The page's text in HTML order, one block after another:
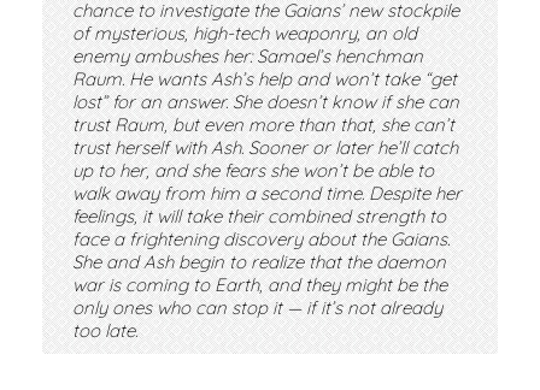
chance to investigate the Gaians’ new stockpile
of mysterious, high-tech weaponry, an old
enemy ambushes her: Samael’s henchman
Raum. He wants Ash’s help and won’t take “get
lost” for an answer. She doesn’t know if she can
trust Raum, but even more than that, she can’t
trust herself with Ash. Sooner or later he’ll catch
up to her, and she fears she won’t be able to
walk away from him a second time. Despite her
feelings, it will take their combined strength to
face a frightening discovery about the Gaians.
She and Ash begin to realize that the daemon
war is coming to Earth, and they might be the
only ones who can stop it — if it’s not already
too late.